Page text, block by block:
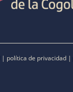
| política de privacidad |